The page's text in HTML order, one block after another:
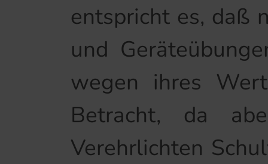
entspricht es, daß
und
wegen ihres
Betracht, da
Verehrlichten